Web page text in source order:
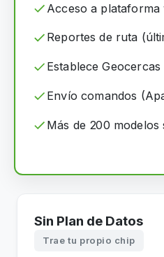
Acceso a
Reportes de ruta
Establece Geocercas
Envío comandos
Más de 200 modelos
Sin Plan de Datos
Trae tu propio chip